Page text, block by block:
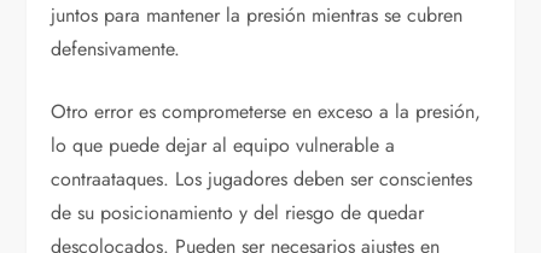
juntos para mantener la presión mientras se cubren
defensivamente.
Otro error es comprometerse en exceso a la presión,
lo que puede dejar al equipo vulnerable a
contraataques. Los jugadores deben ser conscientes
de su posicionamiento y del riesgo de quedar
descolocados. Pueden ser necesarios ajustes en